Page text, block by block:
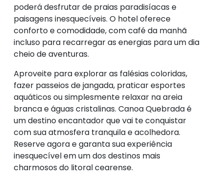
poderá desfrutar de praias paradisíacas e
paisagens inesquecíveis. O hotel oferece
conforto e comodidade, com café da manhã
incluso para recarregar as energias para um dia
cheio de aventuras.
Aproveite para explorar as falésias coloridas,
fazer passeios de jangada, praticar esportes
aquáticos ou simplesmente relaxar na areia
branca e águas cristalinas. Canoa Quebrada é
um destino encantador que vai te conquistar
com sua atmosfera tranquila e acolhedora.
Reserve agora e garanta sua experiência
inesquecível em um dos destinos mais
charmosos do litoral cearense.